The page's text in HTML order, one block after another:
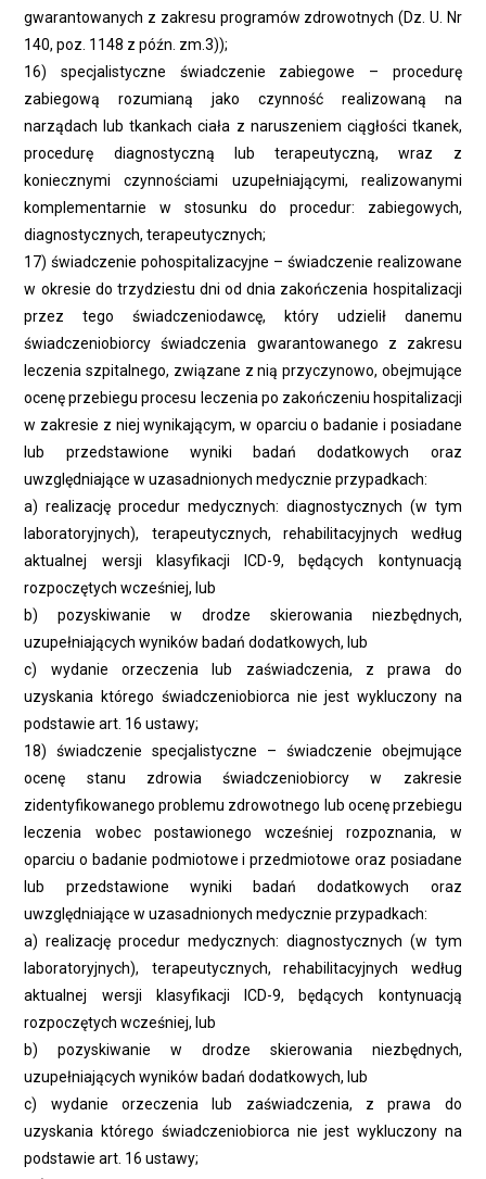
gwarantowanych z zakresu programów zdrowotnych (Dz. U. Nr
140, poz. 1148 z późn. zm.3));
16) specjalistyczne świadczenie zabiegowe – procedurę
zabiegową rozumianą jako czynność realizowaną na
narządach lub tkankach ciała z naruszeniem ciągłości tkanek,
procedurę diagnostyczną lub terapeutyczną, wraz z
koniecznymi czynnościami uzupełniającymi, realizowanymi
komplementarnie w stosunku do procedur: zabiegowych,
diagnostycznych, terapeutycznych;
17) świadczenie pohospitalizacyjne – świadczenie realizowane
w okresie do trzydziestu dni od dnia zakończenia hospitalizacji
przez tego świadczeniodawcę, który udzielił danemu
świadczeniobiorcy świadczenia gwarantowanego z zakresu
leczenia szpitalnego, związane z nią przyczynowo, obejmujące
ocenę przebiegu procesu leczenia po zakończeniu hospitalizacji
w zakresie z niej wynikającym, w oparciu o badanie i posiadane
lub przedstawione wyniki badań dodatkowych oraz
uwzględniające w uzasadnionych medycznie przypadkach:
a) realizację procedur medycznych: diagnostycznych (w tym
laboratoryjnych), terapeutycznych, rehabilitacyjnych według
aktualnej wersji klasyfikacji ICD-9, będących kontynuacją
rozpoczętych wcześniej, lub
b) pozyskiwanie w drodze skierowania niezbędnych,
uzupełniających wyników badań dodatkowych, lub
c) wydanie orzeczenia lub zaświadczenia, z prawa do
uzyskania którego świadczeniobiorca nie jest wykluczony na
podstawie art. 16 ustawy;
18) świadczenie specjalistyczne – świadczenie obejmujące
ocenę stanu zdrowia świadczeniobiorcy w zakresie
zidentyfikowanego problemu zdrowotnego lub ocenę przebiegu
leczenia wobec postawionego wcześniej rozpoznania, w
oparciu o badanie podmiotowe i przedmiotowe oraz posiadane
lub przedstawione wyniki badań dodatkowych oraz
uwzględniające w uzasadnionych medycznie przypadkach:
a) realizację procedur medycznych: diagnostycznych (w tym
laboratoryjnych), terapeutycznych, rehabilitacyjnych według
aktualnej wersji klasyfikacji ICD-9, będących kontynuacją
rozpoczętych wcześniej, lub
b) pozyskiwanie w drodze skierowania niezbędnych,
uzupełniających wyników badań dodatkowych, lub
c) wydanie orzeczenia lub zaświadczenia, z prawa do
uzyskania którego świadczeniobiorca nie jest wykluczony na
podstawie art. 16 ustawy;